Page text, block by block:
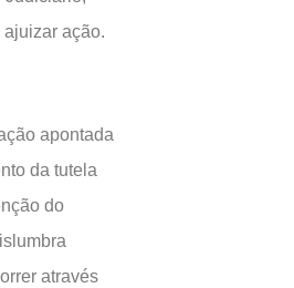
ação.
apontada
da tutela
do
através